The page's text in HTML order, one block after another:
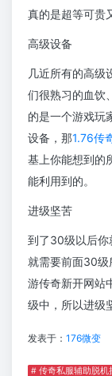
真的是超等可贵
高级设备
几近所有的高级
们很熟习的血饮
的是一个游戏玩
设备，那1.76传
基上你能想到的
能利用到的。
进级坚苦
到了30级以后你
就需要前面30级
游传奇新开网站
级中，所以进级
发表于： 176微变
# 传奇私服辅助脱机